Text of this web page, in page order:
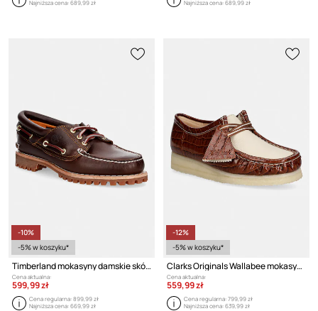
Najniższa cena:689,99 zł
Najniższa cena:689,99 zł
-10%
-5% w koszyku*
Timberland mokasyny damskie skórzane
Cena aktualna:
599,99 zł
Cena regularna:899,99 zł
Najniższa cena:669,99 zł
-12%
-5% w koszyku*
Clarks Originals Wallabee mokasyny damskie skórzane
Cena aktualna:
559,99 zł
Cena regularna:799,99 zł
Najniższa cena:639,99 zł